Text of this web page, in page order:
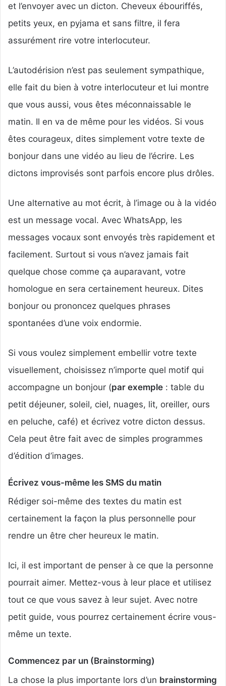
et l’envoyer avec un dicton. Cheveux ébouriffés,
petits yeux, en pyjama et sans filtre, il fera
assurément rire votre interlocuteur.
L’autodérision n’est pas seulement sympathique,
elle fait du bien à votre interlocuteur et lui montre
que vous aussi, vous êtes méconnaissable le
matin. Il en va de même pour les vidéos. Si vous
êtes courageux, dites simplement votre texte de
bonjour dans une vidéo au lieu de l’écrire. Les
dictons improvisés sont parfois encore plus drôles.
Une alternative au mot écrit, à l’image ou à la vidéo
est un message vocal. Avec WhatsApp, les
messages vocaux sont envoyés très rapidement et
facilement. Surtout si vous n’avez jamais fait
quelque chose comme ça auparavant, votre
homologue en sera certainement heureux. Dites
bonjour ou prononcez quelques phrases
spontanées d’une voix endormie.
Si vous voulez simplement embellir votre texte
visuellement, choisissez n’importe quel motif qui
accompagne un bonjour (par exemple : table du
petit déjeuner, soleil, ciel, nuages, lit, oreiller, ours
en peluche, café) et écrivez votre dicton dessus.
Cela peut être fait avec de simples programmes
d’édition d’images.
Écrivez vous-même les SMS du matin
Rédiger soi-même des textes du matin est
certainement la façon la plus personnelle pour
rendre un être cher heureux le matin.
Ici, il est important de penser à ce que la personne
pourrait aimer. Mettez-vous à leur place et utilisez
tout ce que vous savez à leur sujet. Avec notre
petit guide, vous pourrez certainement écrire vous-
même un texte.
Commencez par un (Brainstorming)
La chose la plus importante lors d’un brainstorming